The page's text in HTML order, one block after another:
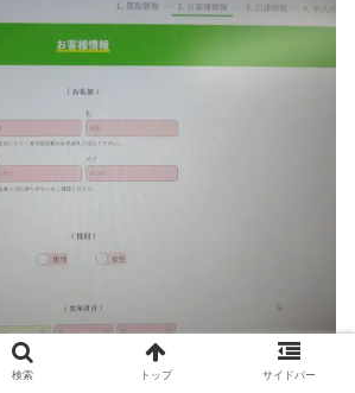
検索 トップ サイドバー